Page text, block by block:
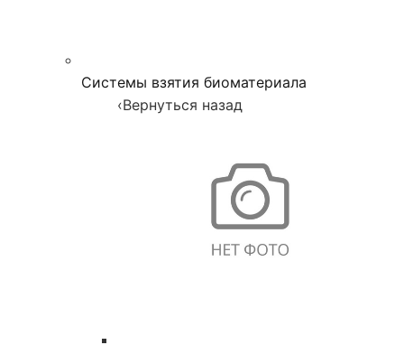
Системы взятия биоматериала
‹Вернуться назад